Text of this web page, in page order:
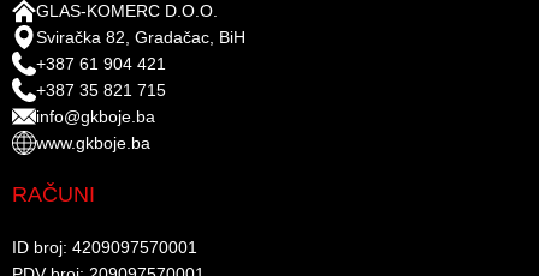
GLAS-KOMERC D.O.O.
Sviračka 82, Gradačac, BiH
+387 61 904 421
+387 35 821 715
info@gkboje.ba
www.gkboje.ba
RAČUNI
ID broj: 4209097570001​